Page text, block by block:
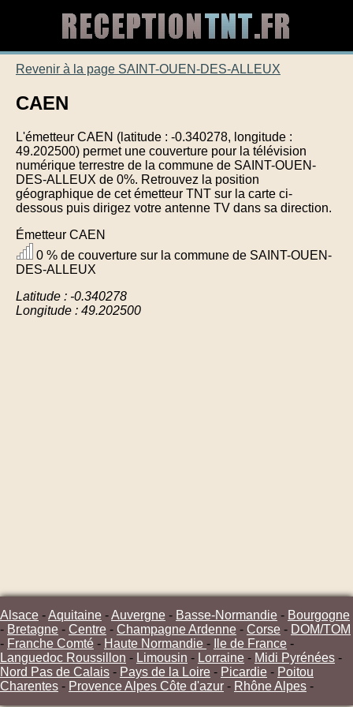
Revenir à la page SAINT-OUEN-DES-ALLEUX
CAEN
L'émetteur CAEN (latitude : -0.340278, longitude :
49.202500) permet une couverture pour la télévision
numérique terrestre de la commune de SAINT-OUEN-
DES-ALLEUX de 0%. Retrouvez la position
géographique de cet émetteur TNT sur la carte ci-
dessous puis dirigez votre antenne TV dans sa direction.
Émetteur CAEN
0 % de couverture sur la commune de SAINT-OUEN-
DES-ALLEUX
Latitude : -0.340278
Longitude : 49.202500
Alsace -Aquitaine -Auvergne - Basse-Normandie - Bourgogne
- Bretagne - Centre - Champagne Ardenne - Corse - DOM/TOM
- Franche Comté - Haute Normandie - Ile de France -
Languedoc Roussillon - Limousin - Lorraine - Midi Pyrénées -
Nord Pas de Calais - Pays de la Loire - Picardie - Poitou
Charentes - Provence Alpes Côte d'azur - Rhône Alpes -